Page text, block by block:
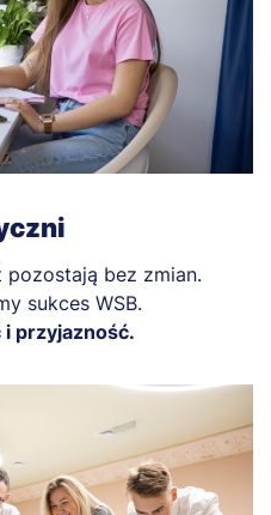
bez zmian.
sukces WSB.
przyjazność.